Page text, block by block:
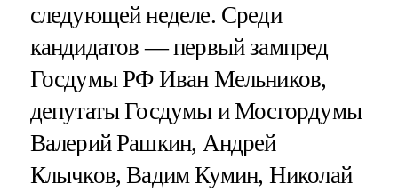
следующей неделе. Среди
кандидатов — первый зампред
Госдумы РФ Иван Мельников,
депутаты Госдумы и Мосгордумы
Валерий Рашкин, Андрей
Клычков, Вадим Кумин, Николай